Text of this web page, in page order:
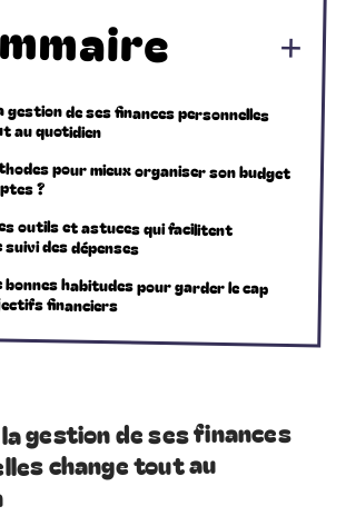
gestion de ses finances personnelles
au quotidien
pour mieux organiser son budget
?
outils et astuces qui facilitent
des dépenses
habitudes pour garder le cap
financiers
gestion de ses finances
change tout au